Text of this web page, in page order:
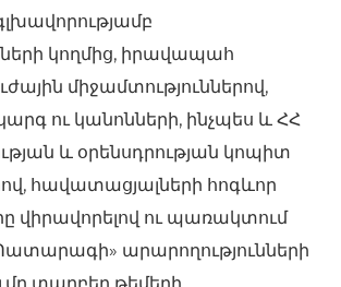
կողմից, իրավապահ
միջամտություններով,
ու կանոնների, ինչպես և ՀՀ
և օրենսդրության կոպիտ
հավատացյալների հոգևոր
վիրավորելով ու պառակտում
արարողությունների